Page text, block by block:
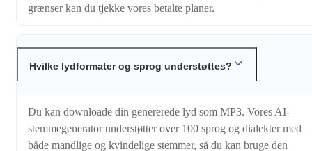
grænser kan du tjekke vores betalte planer.
Hvilke lydformater og sprog understøttes?
Du kan downloade din genererede lyd som MP3. Vores AI-
stemmegenerator understøtter over 100 sprog og dialekter med
både mandlige og kvindelige stemmer, så du kan bruge den